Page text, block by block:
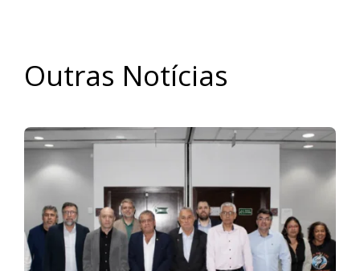
Outras Notícias